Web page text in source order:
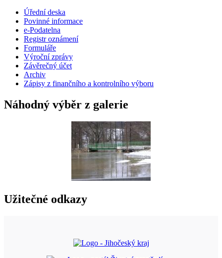
Úřední deska
Povinné informace
e-Podatelna
Registr oznámení
Formuláře
Výroční zprávy
Závěrečný účet
Archiv
Zápisy z finančního a kontrolního výboru
Náhodný výběr z galerie
Užitečné odkazy